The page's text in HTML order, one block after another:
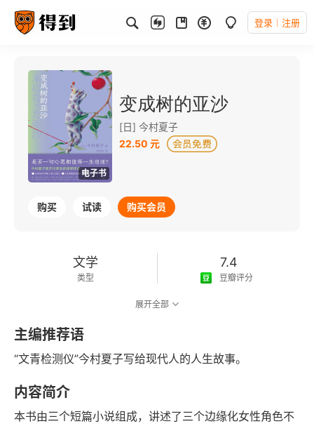
登录 注册
电子书
变成树的亚沙
[日] 今村夏子
22.50 元
购买 试读 购买会员
文学
类型
7.4
豆瓣评分
2023-09-01
发行日期
展开全部
主编推荐语
“文青检测仪”今村夏子写给现代人的人生故事。
内容简介
本书由三个短篇小说组成，讲述了三个边缘化女性角色不